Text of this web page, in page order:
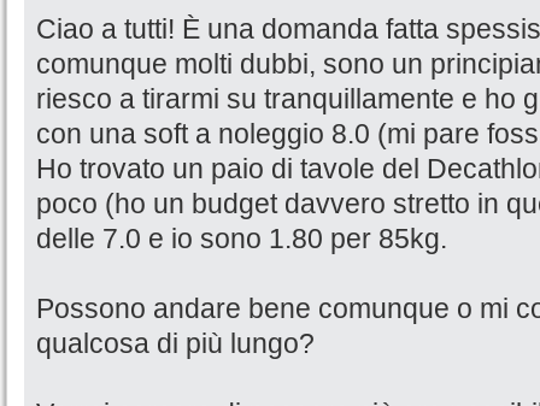
Ciao a tutti! È una domanda fatta
comunque molti dubbi, sono un
riesco a tirarmi su tranquillamente e ho
con una soft a noleggio 8.0 (mi pare
Ho trovato un paio di tavole del
poco (ho un budget davvero stretto in
delle 7.0 e io sono 1.80 per 85kg.
Possono andare bene comunque o mi
qualcosa di più lungo?